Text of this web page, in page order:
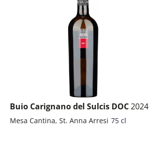
Buio Carignano del Sulcis DOC2024
Mesa Cantina, St. Anna Arresi 75 cl